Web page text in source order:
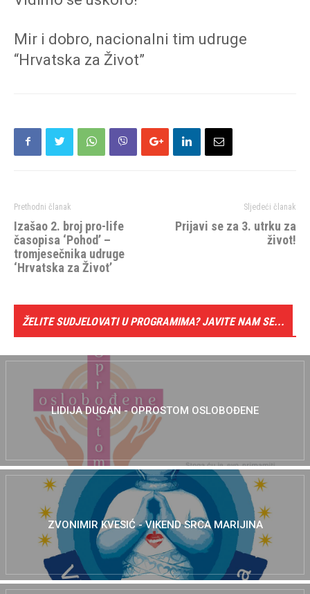
Mir i dobro, nacionalni tim udruge
“Hrvatska za Život”
Prethodni članak
Izašao 2. broj pro-life
časopisa ‘Pohod’ –
tromjesečnika udruge
‘Hrvatska za Život’
Sljedeći članak
Prijavi se za 3. utrku za
život!
ŽELITE SUDJELOVATI U PROGRAMIMA? JAVITE NAM SE...
LIDIJA DUGAN - OPROSTOM OSLOBOĐENE
ZVONIMIR KVESIĆ - VIKEND SRCA MARIJINA